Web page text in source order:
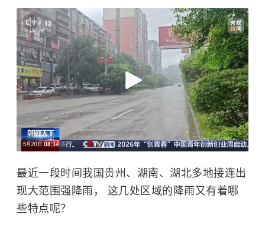
最近一段时间我国贵州、湖南、湖北多地接连出
现大范围强降雨， 这几处区域的降雨又有着哪
些特点呢？